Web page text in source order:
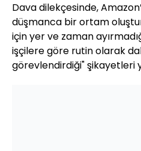
Dava dilekçesinde,
düşmanca bir ortam
için yer ve zaman
işçilere göre rutin olarak
görevlendirdiği" şikayetleri